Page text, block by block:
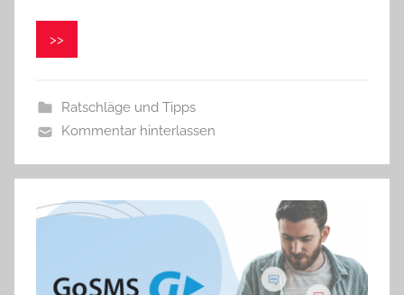
a
>>
Ratschläge und Tipps
Kommentar hinterlassen